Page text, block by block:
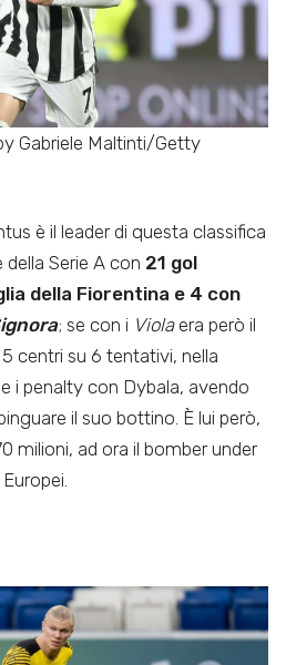
Gabriele Maltinti/Getty
è il leader di questa classifica
Serie A con 21 gol
della Fiorentina e 4 con
; se con i Violaera però il
centri su 6 tentativi, nella
i penalty con Dybala, avendo
il suo bottino. È lui però,
milioni, ad ora il bomber under